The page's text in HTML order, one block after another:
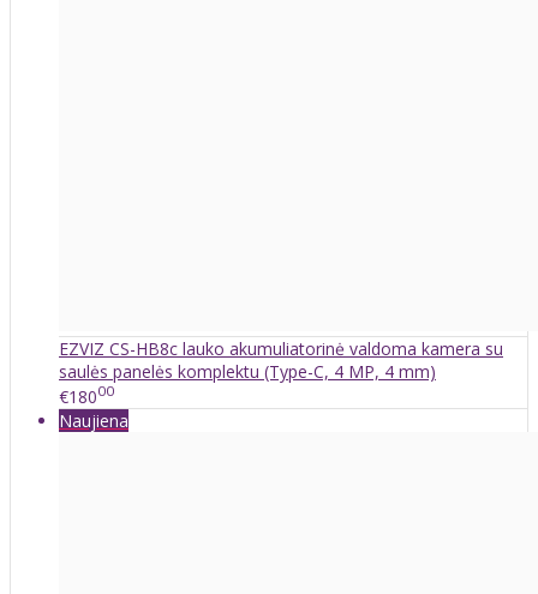
EZVIZ CS-HB8c lauko akumuliatorinė valdoma kamera su
saulės panelės komplektu (Type-C, 4 MP, 4 mm)
€18000
Naujiena